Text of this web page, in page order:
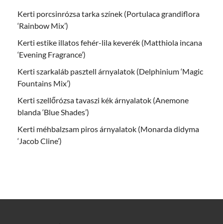
Kerti porcsinrózsa tarka színek (Portulaca grandiflora
‘Rainbow Mix’)
Kerti estike illatos fehér-lila keverék (Matthiola incana
‘Evening Fragrance’)
Kerti szarkaláb pasztell árnyalatok (Delphinium ‘Magic
Fountains Mix’)
Kerti szellőrózsa tavaszi kék árnyalatok (Anemone
blanda ‘Blue Shades’)
Kerti méhbalzsam piros árnyalatok (Monarda didyma
‘Jacob Cline’)